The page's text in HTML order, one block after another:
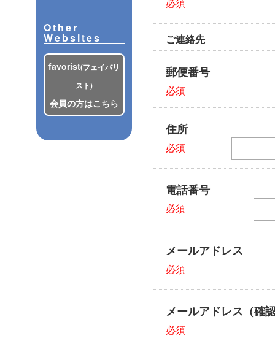
Other
Websites
favorist(フェイバリ
スト)
会員の方はこちら
必須
ご連絡先
郵便番号
必須
住所
必須
電話番号
必須
メールアドレス
必須
メールアドレス（確
必須